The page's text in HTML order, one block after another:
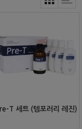
T 세트 (템포러리 레진)